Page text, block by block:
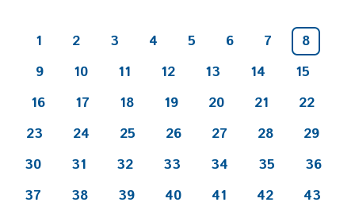
1 2 3 4 5 6 7
8
9
10 11 12 13 14
15
16
17 18 19 20 21
22
23
24 25 26 27 28
29
30
31 32 33 34 35
36
37
38 39 40 41 42
43